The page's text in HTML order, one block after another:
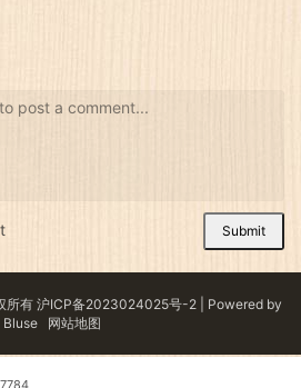
post a comment...
Submit
所有 沪ICP备2023024025号-2 | Powered by
Bluse 网站地图